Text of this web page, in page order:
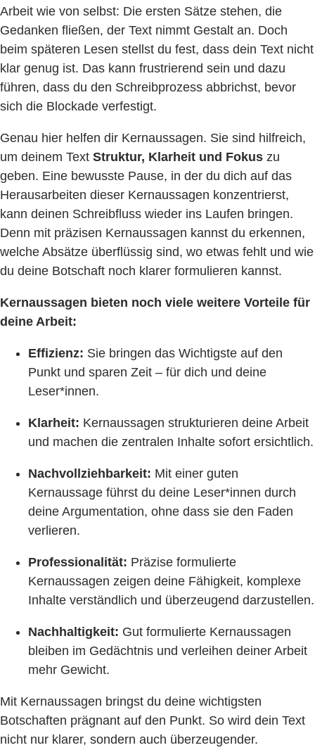
Arbeit wie von selbst: Die ersten Sätze stehen, die
Gedanken fließen, der Text nimmt Gestalt an. Doch
beim späteren Lesen stellst du fest, dass dein Text nicht
klar genug ist. Das kann frustrierend sein und dazu
führen, dass du den Schreibprozess abbrichst, bevor
sich die Blockade verfestigt.
Genau hier helfen dir Kernaussagen. Sie sind hilfreich,
um deinem Text Struktur, Klarheit und Fokus zu
geben. Eine bewusste Pause, in der du dich auf das
Herausarbeiten dieser Kernaussagen konzentrierst,
kann deinen Schreibfluss wieder ins Laufen bringen.
Denn mit präzisen Kernaussagen kannst du erkennen,
welche Absätze überflüssig sind, wo etwas fehlt und wie
du deine Botschaft noch klarer formulieren kannst.
Kernaussagen bieten noch viele weitere Vorteile für
deine Arbeit:
Effizienz: Sie bringen das Wichtigste auf den
Punkt und sparen Zeit – für dich und deine
Leser*innen.
Klarheit: Kernaussagen strukturieren deine Arbeit
und machen die zentralen Inhalte sofort ersichtlich.
Nachvollziehbarkeit: Mit einer guten
Kernaussage führst du deine Leser*innen durch
deine Argumentation, ohne dass sie den Faden
verlieren.
Professionalität: Präzise formulierte
Kernaussagen zeigen deine Fähigkeit, komplexe
Inhalte verständlich und überzeugend darzustellen.
Nachhaltigkeit: Gut formulierte Kernaussagen
bleiben im Gedächtnis und verleihen deiner Arbeit
mehr Gewicht.
Mit Kernaussagen bringst du deine wichtigsten
Botschaften prägnant auf den Punkt. So wird dein Text
nicht nur klarer, sondern auch überzeugender.